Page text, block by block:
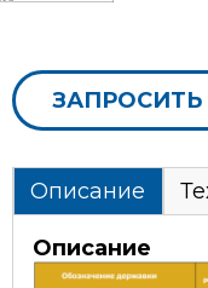
Описание
Описание